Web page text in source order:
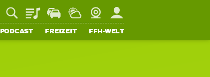
PlaylistStaupilotWetterWebcamMein FFH
PODCAST FREIZEIT FFH-WELT